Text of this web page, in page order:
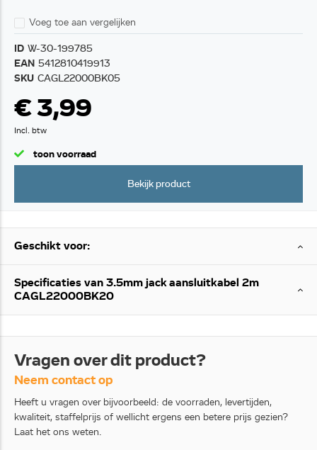
Voeg toe aan vergelijken
ID W-30-199785
EAN 5412810419913
SKU CAGL22000BK05
€ 3,99
Incl. btw
toon voorraad
Bekijk product
Geschikt voor:
Specificaties van 3.5mm jack aansluitkabel 2m
CAGL22000BK20
Vragen over dit product?
Neem contact op
Heeft u vragen over bijvoorbeeld: de voorraden, levertijden,
kwaliteit, staffelprijs of wellicht ergens een betere prijs gezien?
Laat het ons weten.